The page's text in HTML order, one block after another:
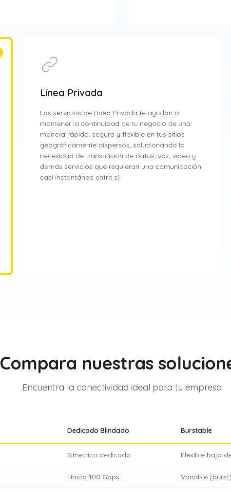
Línea Privada
Los servicios de Línea Privada te ayudan a
mantener la continuidad de tu negocio de una
manera rápida, segura y flexible en tus sitios
geográficamente dispersos, solucionando la
necesidad de transmisión de datos, voz, video y
demás servicios que requieran una comunicación
casi instantánea entre sí.
Compara nuestras
Encuentra la conectividad ideal para tu empresa
Dedicado Blindado Burstable
Simetrico dedicado Flexible bajo
Hasta 100 Gbps Variable